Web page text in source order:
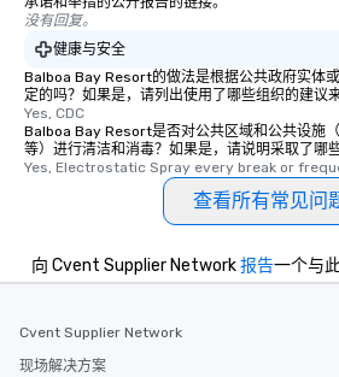
没有回复。
健康与安全
Balboa Bay Resort的做法是根据公共政府实体
定的吗？如果是，请列出使用了哪些组织的建议
Yes, CDC
Balboa Bay Resort是否对公共区域和公共设施
等）进行清洁和消毒？如果是，请说明采取了哪
Yes, Electrostatic Spray every break or
查看所有常见问
向 Cvent Supplier Network报告一个与
Cvent Supplier Network
现场解决方案